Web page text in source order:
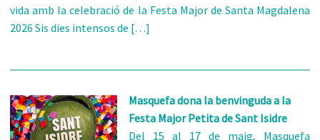
vida amb la celebració de la Festa Major de Santa Magdalena
2026 Sis dies intensos de […]
Masquefa dona la benvinguda a la
Festa Major Petita de Sant Isidre
Del 15 al 17 de maig, Masquefa